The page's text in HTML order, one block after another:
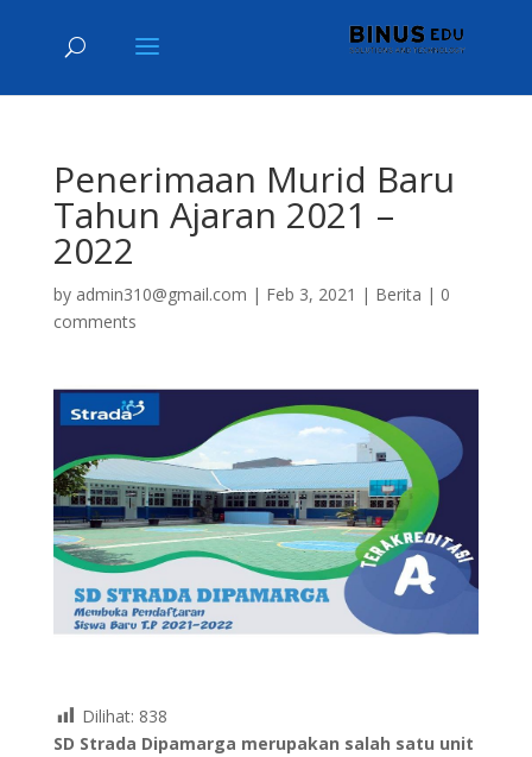
Penerimaan Murid Baru
Tahun Ajaran 2021 –
2022
by admin310@gmail.com | Feb 3, 2021 | Berita | 0
comments
Dilihat: 838
SD Strada Dipamarga merupakan salah satu unit